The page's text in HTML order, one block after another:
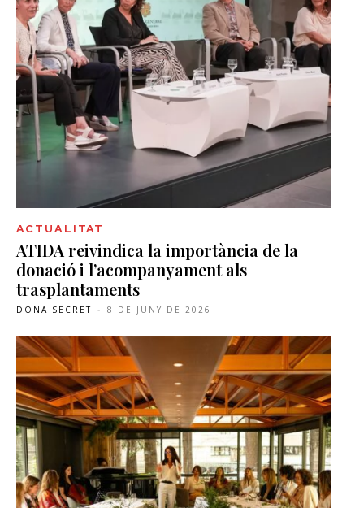
ACTUALITAT
ATIDA reivindica la importància de la
donació i l’acompanyament als
trasplantaments
DONA SECRET - 8 DE JUNY DE 2026